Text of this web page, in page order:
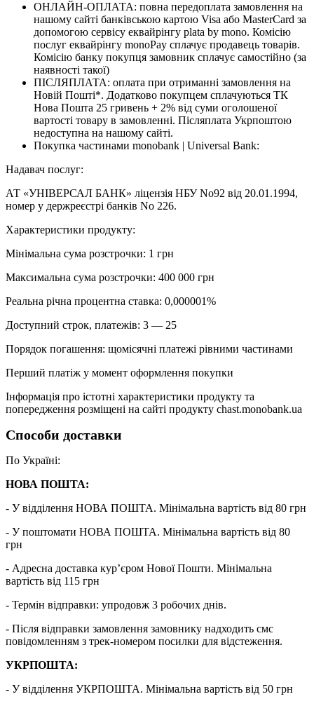
ОНЛАЙН-ОПЛАТА: повна передоплата замовлення на
нашому сайті банківською картою Visa або MasterCard за
допомогою сервісу еквайрінгу plata by mono. Комісію
послуг еквайрінгу monoPay сплачує продавець товарів.
Комісію банку покупця замовник сплачує самостійно (за
наявності такої)
ПІСЛЯПЛАТА: оплата при отриманні замовлення на
Новій Пошті*. Додатково покупцем сплачуються ТК
Нова Пошта 25 гривень + 2% від суми оголошеної
вартості товару в замовленні. Післяплата Укрпоштою
недоступна на нашому сайті.
Покупка частинами monobank | Universal Bank:
Надавач послуг:
АТ «УНІВЕРСАЛ БАНК» ліцензія НБУ No92 від 20.01.1994,
номер у держреєстрі банків No 226.
Характеристики продукту:
Мінімальна сума розстрочки: 1 грн
Максимальна сума розстрочки: 400 000 грн
Реальна річна процентна ставка: 0,000001%
Доступний строк, платежів: 3 — 25
Порядок погашення: щомісячні платежі рівними частинами
Перший платіж у момент оформлення покупки
Інформація про істотні характеристики продукту та
попередження розміщені на сайті продукту chast.monobank.ua
Способи доставки
По Україні:
НОВА ПОШТА:
- У відділення НОВА ПОШТА. Мінімальна вартість від 80 грн
- У поштомати НОВА ПОШТА. Мінімальна вартість від 80
грн
- Адресна доставка кур’єром Нової Пошти. Мінімальна
вартість від 115 грн
- Термін відправки: упродовж 3 робочих днів.
- Після відправки замовлення замовнику надходить смс
повідомленням з трек-номером посилки для відстеження.
УКРПОШТА:
- У відділення УКРПОШТА. Мінімальна вартість від 50 грн